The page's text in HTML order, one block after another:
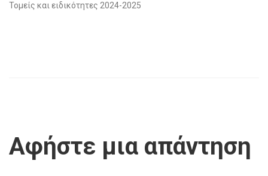
Τομείς και ειδικότητες 2024-2025
Αφήστε μια απάντηση